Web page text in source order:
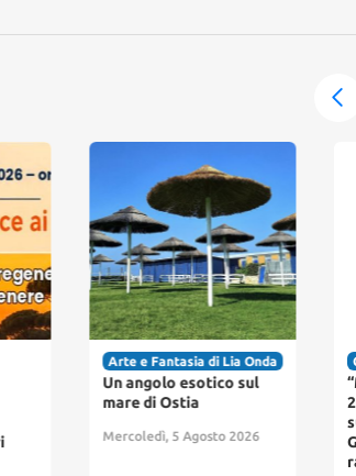
e Fantasia di Lia Onda
esotico sul
5 Agosto 2026
Cronaca
“Mare e Laghi
2026” Ferragosto
sul litorale laziale:
Guardia Costiera
rafforza i controlli